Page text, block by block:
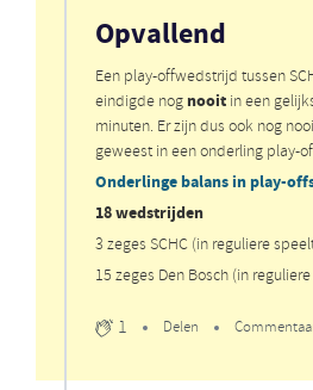
Opvallend
Een play-offwedstrijd tussen
eindigde nog nooit in een
minuten. Er zijn dus ook nog
geweest in een onderling play-
Onderlinge balans in play-
18 wedstrijden
3 zeges SCHC (in reguliere
15 zeges Den Bosch (in
1 Delen